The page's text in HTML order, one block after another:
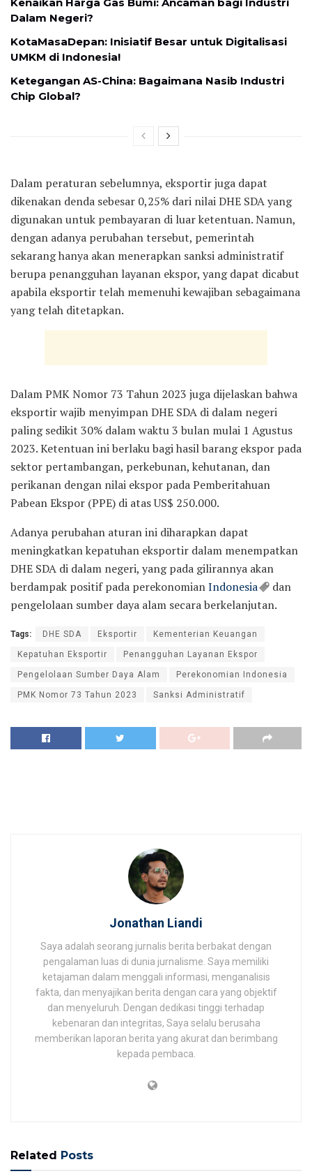
Dalam Negeri?
KotaMasaDepan: Inisiatif Besar untuk Digitalisasi
UMKM di Indonesia!
Ketegangan AS-China: Bagaimana Nasib Industri
Chip Global?
Dalam peraturan sebelumnya, eksportir juga dapat
dikenakan denda sebesar 0,25% dari nilai DHE SDA yang
digunakan untuk pembayaran di luar ketentuan. Namun,
dengan adanya perubahan tersebut, pemerintah
sekarang hanya akan menerapkan sanksi administratif
berupa penangguhan layanan ekspor, yang dapat dicabut
apabila eksportir telah memenuhi kewajiban sebagaimana
yang telah ditetapkan.
Dalam PMK Nomor 73 Tahun 2023 juga dijelaskan bahwa
eksportir wajib menyimpan DHE SDA di dalam negeri
paling sedikit 30% dalam waktu 3 bulan mulai 1 Agustus
2023. Ketentuan ini berlaku bagi hasil barang ekspor pada
sektor pertambangan, perkebunan, kehutanan, dan
perikanan dengan nilai ekspor pada Pemberitahuan
Pabean Ekspor (PPE) di atas US$ 250.000.
Adanya perubahan aturan ini diharapkan dapat
meningkatkan kepatuhan eksportir dalam menempatkan
DHE SDA di dalam negeri, yang pada gilirannya akan
berdampak positif pada perekonomianIndonesia
dan
pengelolaan sumber daya alam secara berkelanjutan.
Tags: DHE SDA Eksportir Kementerian Keuangan
Kepatuhan Eksportir Penangguhan Layanan Ekspor
Pengelolaan Sumber Daya Alam Perekonomian Indonesia
PMK Nomor 73 Tahun 2023 Sanksi Administratif
Jonathan Liandi
Saya adalah seorang jurnalis berita berbakat dengan
pengalaman luas di dunia jurnalisme. Saya memiliki
ketajaman dalam menggali informasi, menganalisis
fakta, dan menyajikan berita dengan cara yang objektif
dan menyeluruh. Dengan dedikasi tinggi terhadap
kebenaran dan integritas, Saya selalu berusaha
memberikan laporan berita yang akurat dan berimbang
kepada pembaca.
Related Posts